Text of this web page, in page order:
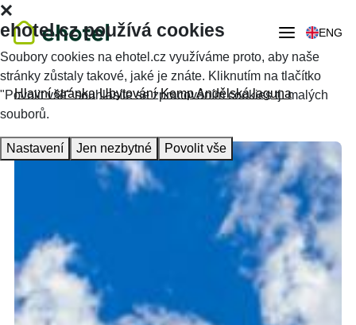
ENG
Hlavní stránka Ubytování Kemp Andělská laguna
ehotel.cz používá cookies
Soubory cookies na ehotel.cz využíváme proto, aby naše
stránky zůstaly takové, jaké je znáte. Kliknutím na tlačítko
"Povolit vše" souhlasíte se zpracováním cookies tj. malých
souborů.
Nastavení Jen nezbytné Povolit vše